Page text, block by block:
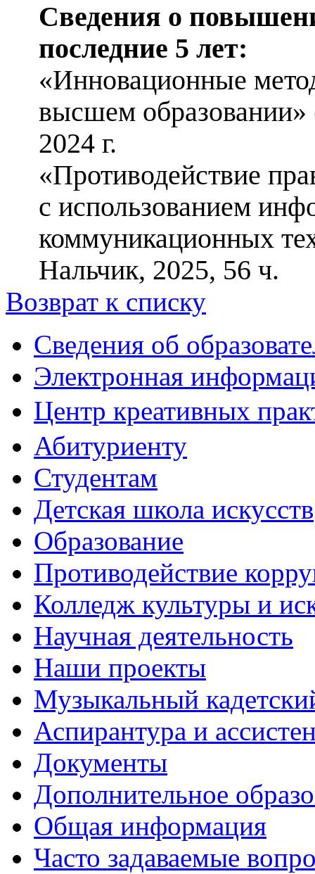
Сведения о
последние 5 лет:
«Инновационные
высшем
2024 г.
«Противодействие
с использованием
коммуникационных
Нальчик, 2025, 56 ч.
Возврат к списку
Сведения об
Электронная
Центр креативных
Абитуриенту
Студентам
Детская школа искусств
Образование
Противодействие
Колледж культуры и
Научная деятельность
Наши проекты
Музыкальный
Аспирантура и
Документы
Дополнительное
Общая информация
Часто задаваемые